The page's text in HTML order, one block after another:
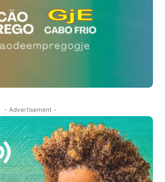
- Advertisement -